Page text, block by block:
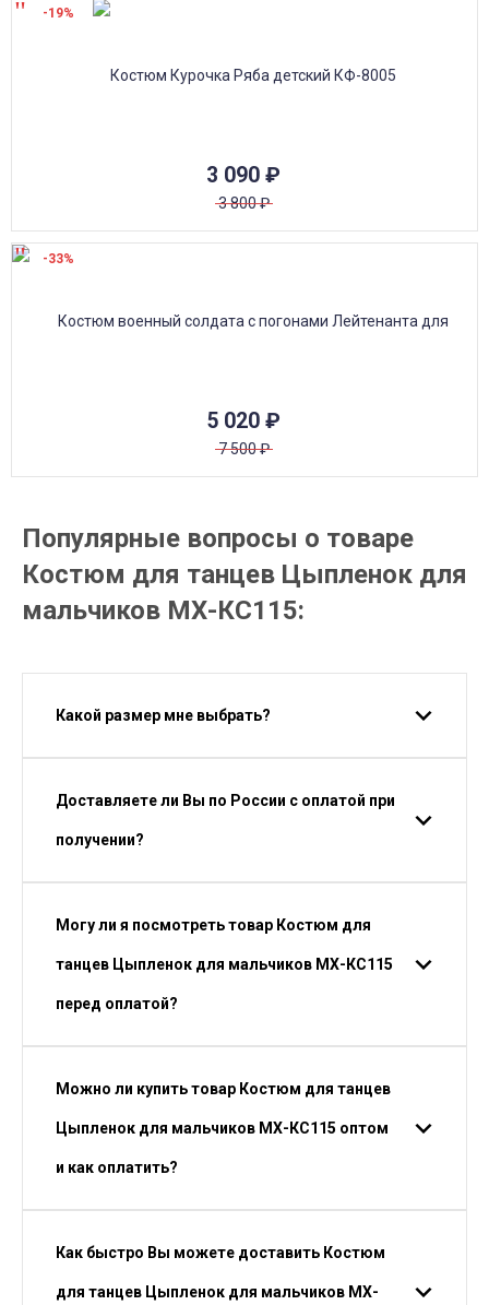
3 090 ₽
3 800₽
-19%
5 020 ₽
7 500₽
-33%
Популярные вопросы о товаре
Костюм для танцев Цыпленок для
мальчиков МХ-КС115:
Какой размер мне выбрать?
Доставляете ли Вы по России с оплатой при
получении?
Могу ли я посмотреть товар Костюм для
танцев Цыпленок для мальчиков МХ-КС115
перед оплатой?
Можно ли купить товар Костюм для танцев
Цыпленок для мальчиков МХ-КС115 оптом
и как оплатить?
Как быстро Вы можете доставить Костюм
для танцев Цыпленок для мальчиков МХ-